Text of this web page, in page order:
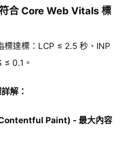
合 Core Web Vitals 標
標達標：LCP ≤ 2.5 秒、INP
0.1。
解：
Paint) - 最大內容